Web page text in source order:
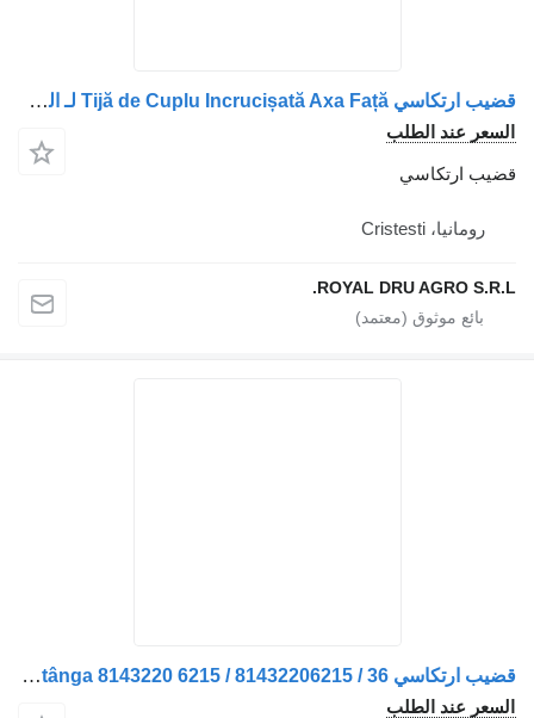
قضيب ارتكاسي Tijă de Cuplu Incrucișată Axa Față لـ الشاحنات MAN 14496 E.S
السعر عند الطلب
قضيب ارتكاسي
رومانيا، Cristesti
ROYAL DRU AGRO S.R.L.
قضيب ارتكاسي Tijă de Cuplu Ax Secundar Stânga 8143220 6215 / 81432206215 / 36 لـ الشاحنات MAN Camioane MAN
السعر عند الطلب